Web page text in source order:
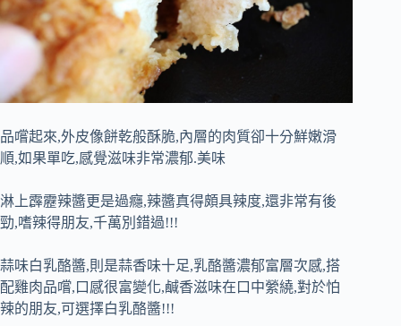
品嚐起來,外皮像餅乾般酥脆,內層的肉質卻十分鮮嫩滑
順,如果單吃,感覺滋味非常濃郁.美味
淋上霹靂辣醬更是過癮,辣醬真得頗具辣度,還非常有後
勁,嗜辣得朋友,千萬別錯過!!!
蒜味白乳酪醬,則是蒜香味十足,乳酪醬濃郁富層次感,搭
配雞肉品嚐,口感很富變化,鹹香滋味在口中縈繞,對於怕
辣的朋友,可選擇白乳酪醬!!!